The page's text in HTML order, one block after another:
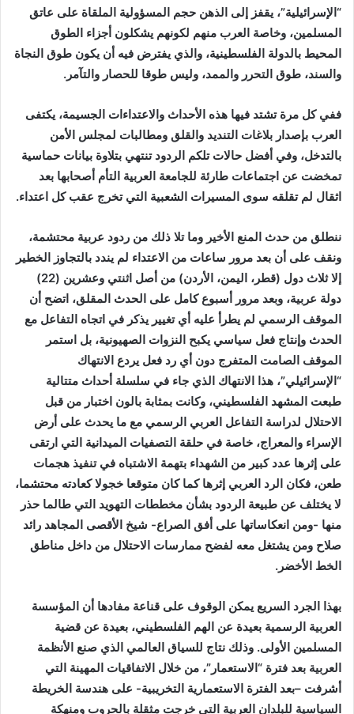
“الإسرائيلية”، يقفز إلى الذهن حجم المسؤولية الملقاة على عاتق
المسلمين، وخاصة العرب منهم لكونهم يشكلون أجزاء الطوق
المحيط بالدولة الفلسطينية، والذي يفترض فيه أن يكون طوق النجاة
والسند، طوق التحرر والممد، وليس طوقا للحصار والتآمر.
ففي كل مرة تشتد فيها هذه الأحداث والاعتداءات الجسيمة، يكتفى
العرب بإصدار بلاغات التنديد والقلق ومطالبات لمجلس الأمن
بالتدخل، وفي أفضل حالات تلكم الردود تنتهي بتلاوة بيانات حماسية
تمخضت عن اجتماعات طارئة للجامعة العربية التأم أصحابها بعد
اثقال لم تقلقه سوى المسيرات الشعبية التي تخرج عقب كل اعتداء.
ننطلق من حدث المنع الأخير وما تلا ذلك من ردود عربية محتشمة،
ونقف على أن بعد مرور ساعات من الاعتداء لم يندد بالتجاوز الخطير
إلا ثلاث دول (قطر، اليمن، الأردن) من أصل اثنتي وعشرين (22)
دولة عربية، وبعد مرور أسبوع كامل على الحدث المقلق، اتضح أن
الموقف الرسمي لم يطرأ عليه أي تغيير يذكر في اتجاه التفاعل مع
الحدث وإنتاج فعل سياسي يكبح النزوات الصهيونية، بل استمر
الموقف الصامت المتفرج دون أي رد فعل يردع الانتهاك
“الإسرائيلي”، هذا الانتهاك الذي جاء في سلسلة أحداث متتالية
طبعت المشهد الفلسطيني، وكانت بمثابة بالون اختبار من قبل
الاحتلال لدراسة التفاعل العربي الرسمي مع ما يحدث على أرض
الإسراء والمعراج، خاصة في حلقة التصفيات الميدانية التي ارتقى
على إثرها عدد كبير من الشهداء بتهمة الاشتباه في تنفيذ هجمات
طعن، فكان الرد العربي إثرها كما كان متوقعا خجولا كعادته محتشما،
لا يختلف عن طبيعة الردود بشأن مخططات التهويد التي طالما حذر
منها -ومن انعكاساتها على أفق الصراع- شيخ الأقصى المجاهد رائد
صلاح ومن يشتغل معه لفضح ممارسات الاحتلال من داخل مناطق
الخط الأخضر.
بهذا الجرد السريع يمكن الوقوف على قناعة مفادها أن المؤسسة
العربية الرسمية بعيدة عن الهم الفلسطيني، بعيدة عن قضية
المسلمين الأولى. وذلك نتاج للسياق العالمي الذي صنع الأنظمة
العربية بعد فترة “الاستعمار”، من خلال الاتفاقيات المهينة التي
أشرفت –بعد الفترة الاستعمارية التخريبية- على هندسة الخريطة
السياسية للبلدان العربية التي خرجت مثقلة بالحروب ومنهكة